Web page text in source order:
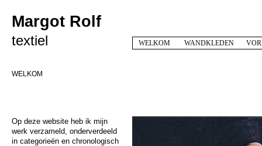
Margot Rolf
textiel WELKOM WANDKLEDEN
WELKOM
Op deze website heb ik mijn
werk verzameld, onderverdeeld
in categorieën en chronologisch